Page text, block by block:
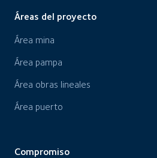
Áreas del proyecto
Área mina
Área pampa
Área obras lineales
Área puerto
Compromiso